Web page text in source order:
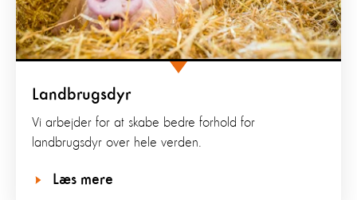
Landbrugsdyr
Vi arbejder for at skabe bedre forhold for
landbrugsdyr over hele verden.
Læs mere